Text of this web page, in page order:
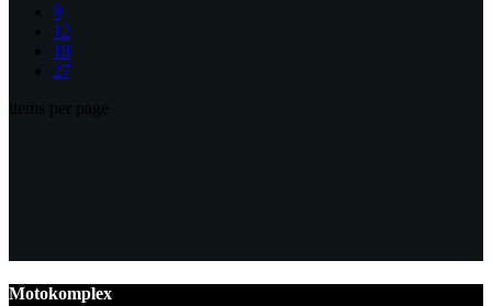
9
12
18
27
Motokomplex